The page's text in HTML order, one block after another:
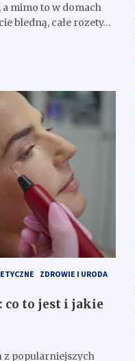
a mimo to w domach
bledną, całe rozety…
ZDROWIE I URODA
co to jest i jakie
z popularniejszych